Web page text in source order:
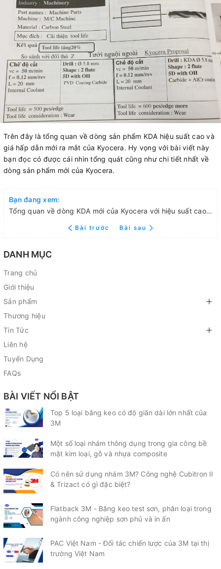
Trên đây là tổng quan về dòng sản phẩm KDA hiệu suất cao và
giá hấp dẫn mới ra mắt của Kyocera. Hy vọng với bài viết này
bạn đọc có được cái nhìn tổng quát cũng như chi tiết nhất về
dòng sản phẩm mới của Kyocera.
Bạn đang xem:
Tổng quan về dòng KDA mới của Kyocera với hiệu suất cao, giá rẻ
Bài trước Bài sau
DANH MỤC
Trang chủ
Giới thiệu
Sản phẩm
Thương hiệu
Tin Tức
Liên hệ
Tuyển Dụng
FAQs
BÀI VIẾT NỔI BẬT
Top 5 loại băng keo có độ giãn dài lớn nhất của
3M
Một số loại nhám thông dụng trong gia công bề
mặt kim loại, gỗ và nhựa composite
Có nên sử dụng nhám 3M? Công nghệ Cubitron II
& Trizact có gì đặc biệt?
Flatback 3M - Băng keo test sơn, phân loại trong
ngành công nghiệp sơn phủ và in ấn
PAC Việt Nam - Đối tác chiến lược của 3M tại thị
trường Việt Nam